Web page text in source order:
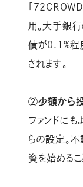
「
用。大手銀
債が0.1%程
されます。
②少額から
ファンドに
らの設定。
資を始める